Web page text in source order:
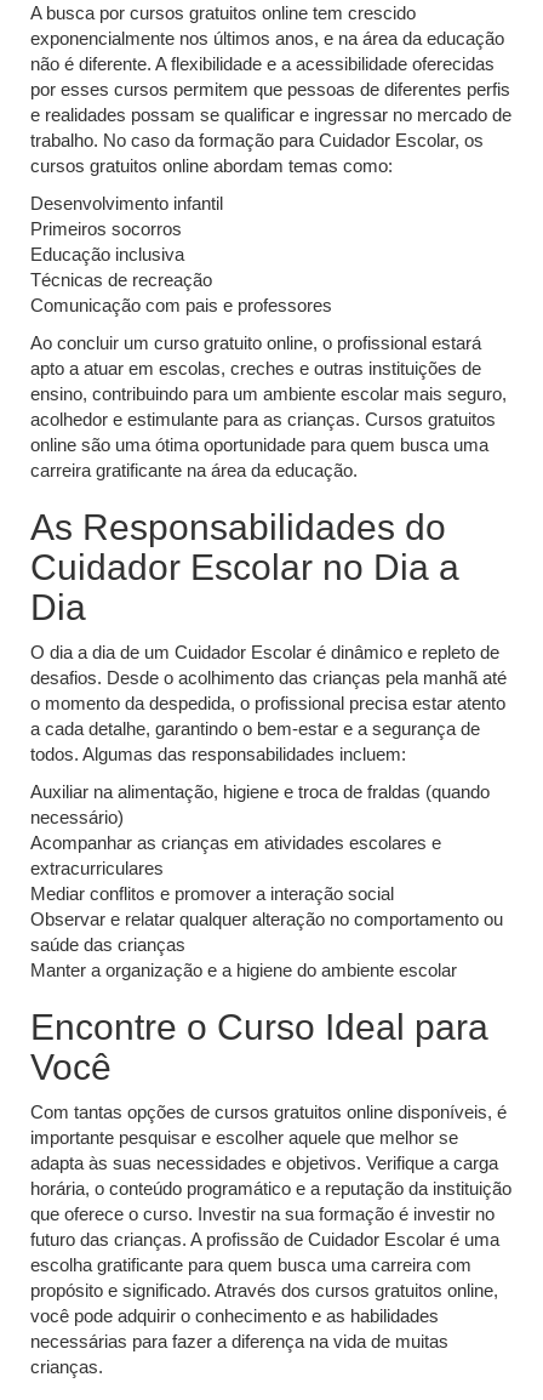
A busca por cursos gratuitos online tem crescido
exponencialmente nos últimos anos, e na área da educação
não é diferente. A flexibilidade e a acessibilidade oferecidas
por esses cursos permitem que pessoas de diferentes perfis
e realidades possam se qualificar e ingressar no mercado de
trabalho. No caso da formação para Cuidador Escolar, os
cursos gratuitos online abordam temas como:
Desenvolvimento infantil
Primeiros socorros
Educação inclusiva
Técnicas de recreação
Comunicação com pais e professores
Ao concluir um curso gratuito online, o profissional estará
apto a atuar em escolas, creches e outras instituições de
ensino, contribuindo para um ambiente escolar mais seguro,
acolhedor e estimulante para as crianças. Cursos gratuitos
online são uma ótima oportunidade para quem busca uma
carreira gratificante na área da educação.
As Responsabilidades do
Cuidador Escolar no Dia a
Dia
O dia a dia de um Cuidador Escolar é dinâmico e repleto de
desafios. Desde o acolhimento das crianças pela manhã até
o momento da despedida, o profissional precisa estar atento
a cada detalhe, garantindo o bem-estar e a segurança de
todos. Algumas das responsabilidades incluem:
Auxiliar na alimentação, higiene e troca de fraldas (quando
necessário)
Acompanhar as crianças em atividades escolares e
extracurriculares
Mediar conflitos e promover a interação social
Observar e relatar qualquer alteração no comportamento ou
saúde das crianças
Manter a organização e a higiene do ambiente escolar
Encontre o Curso Ideal para
Você
Com tantas opções de cursos gratuitos online disponíveis, é
importante pesquisar e escolher aquele que melhor se
adapta às suas necessidades e objetivos. Verifique a carga
horária, o conteúdo programático e a reputação da instituição
que oferece o curso. Investir na sua formação é investir no
futuro das crianças. A profissão de Cuidador Escolar é uma
escolha gratificante para quem busca uma carreira com
propósito e significado. Através dos cursos gratuitos online,
você pode adquirir o conhecimento e as habilidades
necessárias para fazer a diferença na vida de muitas
crianças.